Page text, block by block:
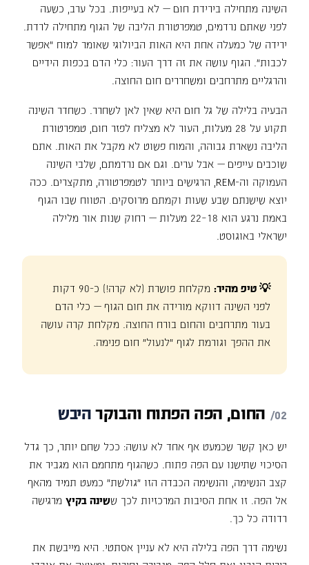
השינה מתחילה בירידת חום — לא בעייפות. בכל ערב, כשעה
לפני שאתם נרדמים, טמפרטורת הליבה של הגוף מתחילה לרדת.
ירידה של כמעלה אחת היא האות הביולוגי שאומר למוח "אפשר
לכבות". הגוף עושה את זה דרך העור: כלי הדם בכפות הידיים
והרגליים מתרחבים ומשחררים חום החוצה.
הבעיה בלילה של גל חום היא שאין לאן לשחרר. כשחדר השינה
תקוע על 28 מעלות, העור לא מצליח לפזר חום, טמפרטורת
הליבה נשארת גבוהה, והמוח פשוט לא מקבל את האות. אתם
שוכבים עייפים — אבל ערים. וגם אם נרדמתם, שלבי השינה
העמוקה וה-REM, הרגישים ביותר לטמפרטורה, מתקצרים. ככה
יוצא שישנתם שבע שעות וקמתם מרוסקים. הטווח שבו הגוף
באמת נרגע הוא 18–22 מעלות — רחוק שנות אור מלילה
ישראלי באוגוסט.
💡 טיפ מהיר:
מקלחת פושרת (לא קרה!) כ-90 דקות
לפני השינה דווקא מורידה את חום הגוף — כלי הדם
בעור מתרחבים והחום בורח החוצה. מקלחת קרה עושה
את ההפך וגורמת לגוף "לנעול" חום פנימה.
החום, הפה הפתוח והבוקר היבש
יש כאן קשר שכמעט אף אחד לא עושה: ככל שחם יותר, כך גדל
הסיכוי שתישנו עם הפה פתוח. כשהגוף מתחמם הוא מגביר את
קצב הנשימה, והנשימה הכבדה הזו "גולשת" כמעט תמיד מהאף
אל הפה. זו אחת הסיבות המרכזיות לכך ששינה בקיץ מרגישה
רדודה כל כך.
נשימה דרך הפה בלילה היא לא עניין אסתטי. היא מייבשת את